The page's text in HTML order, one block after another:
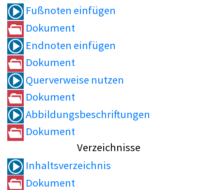
Fußnoten einfügen
Dokument
Endnoten einfügen
Dokument
Querverweise nutzen
Dokument
Abbildungsbeschriftungen
Dokument
Verzeichnisse
Inhaltsverzeichnis
Dokument